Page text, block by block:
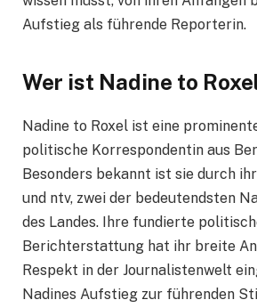
Aufstieg als führende Reporterin.
Wer ist Nadine to
Nadine to Roxel ist eine
politische Korrespondentin aus
Besonders bekannt ist sie durch
und ntv, zwei der bedeutendsten
des Landes. Ihre fundierte
Berichterstattung hat ihr breite
Respekt in der Journalistenwelt
Nadines Aufstieg zur führenden